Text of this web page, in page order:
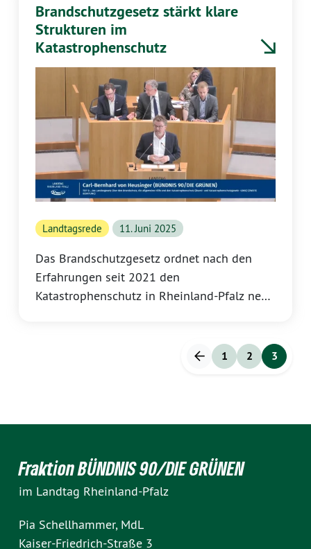
regelmäßige Prüfungen und finanzielle
Konsequenzen dabei.
Brandschutzgesetz stärkt klare
Strukturen im
Katastrophenschutz
Landtagsrede 11. Juni 2025
Das Brandschutzgesetz ordnet nach den
Erfahrungen seit 2021 den
Katastrophenschutz in Rheinland-Pfalz neu,
Verantwortung des Landes, verlässlichere
Zuständigkeiten und eine stärkere
1 2 3
Fraktion BÜNDNIS 90/DIE GRÜNEN
im Landtag Rheinland-Pfalz
Pia Schellhammer, MdL
Kaiser-Friedrich-Straße 3